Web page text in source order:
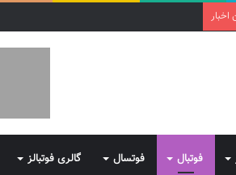
اخبار
فوتبال فوتسال گالری فوتبالز